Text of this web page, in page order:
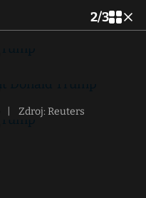
2/3
Zdroj: Reuters